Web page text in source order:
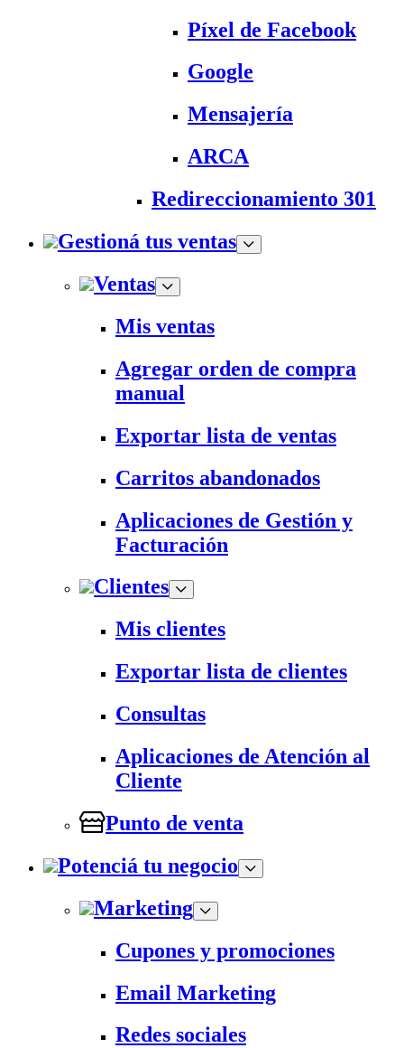
Píxel de Facebook
Google
Mensajería
ARCA
Redireccionamiento 301
Gestioná tus ventas
Ventas
Mis ventas
Agregar orden de compra
manual
Exportar lista de ventas
Carritos abandonados
Aplicaciones de Gestión y
Facturación
Clientes
Mis clientes
Exportar lista de clientes
Consultas
Aplicaciones de Atención al
Cliente
Punto de venta
Potenciá tu negocio
Marketing
Cupones y promociones
Email Marketing
Redes sociales